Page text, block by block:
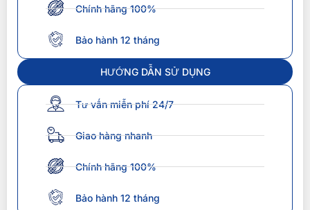
Chính hãng 100%
Bảo hành 12 tháng
HƯỚNG DẪN SỬ DỤNG
Tư vấn miễn phí 24/7
Giao hàng nhanh
Chính hãng 100%
Bảo hành 12 tháng